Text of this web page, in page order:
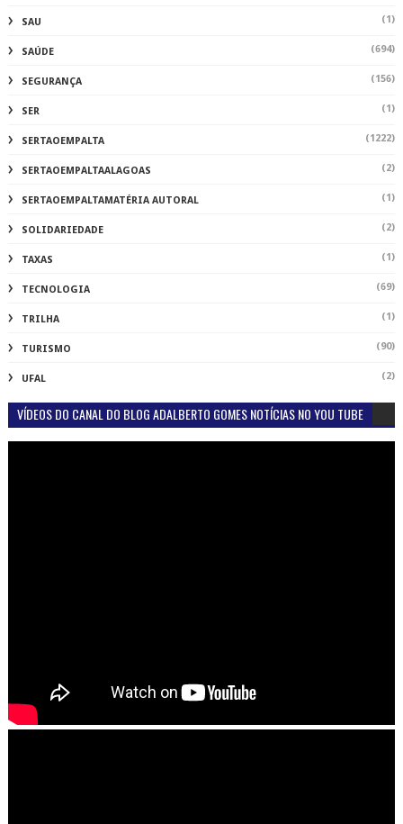
SAU (1)
SAÚDE (694)
SEGURANÇA (156)
SER (1)
SERTAOEMPALTA (1222)
SERTAOEMPALTAALAGOAS (2)
SERTAOEMPALTAMATÉRIA AUTORAL (1)
SOLIDARIEDADE (2)
TAXAS (1)
TECNOLOGIA (69)
TRILHA (1)
TURISMO (90)
UFAL (2)
VÍDEOS DO CANAL DO BLOG ADALBERTO GOMES NOTÍCIAS NO YOU TUBE